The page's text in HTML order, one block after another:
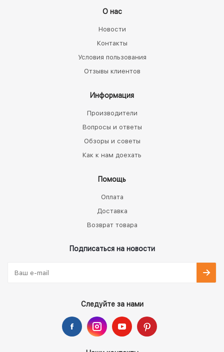
О нас
Новости
Контакты
Условия пользования
Отзывы клиентов
Информация
Производители
Вопросы и ответы
Обзоры и советы
Как к нам доехать
Помощь
Оплата
Доставка
Возврат товара
Подписаться на новости
Следуйте за нами